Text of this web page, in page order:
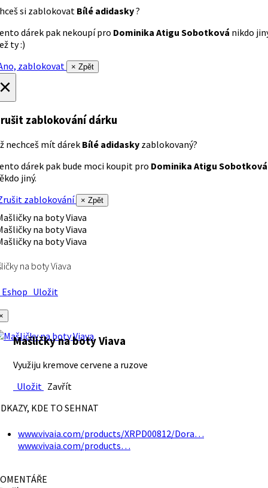
si zablokovat Bílé adidasky?
dárek pak nekoupí pro Dominika Atigu Sobotková nikdo
ty :)
zablokovat
× Zpět
zablokování dárku
nechceš mít dárek Bílé adidasky zablokovaný?
dárek pak bude moci koupit pro Dominika Atigu Sobotková
jiný.
zablokování
× Zpět
na boty Viava
Uložit
Mašličky na boty Viava
Využiju kremove cervene a ruzove
Uložit Zavřít
KDE TO SEHNAT
www.vivaia.com/products/XRPD00812/Dora…
www.vivaia.com/products…